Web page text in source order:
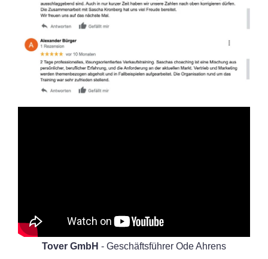
Tover GmbH - Geschäftsführer Ode Ahrens